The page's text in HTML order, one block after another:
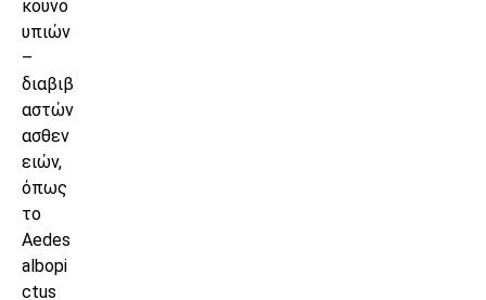
κουνο
υπιών
–
διαβιβ
αστών
ασθεν
ειών,
όπως
το
Aedes
albopi
ctus